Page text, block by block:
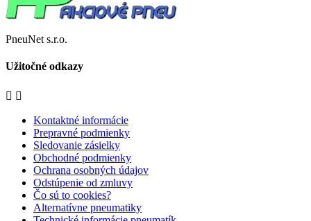
PneuNet s.r.o.
Užitočné odkazy
 
Kontaktné informácie
Prepravné podmienky
Sledovanie zásielky
Obchodné podmienky
Ochrana osobných údajov
Odstúpenie od zmluvy
Čo sú to cookies?
Alternatívne pneumatiky